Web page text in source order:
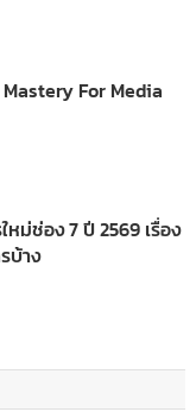
For Media
หม่ช่อง 7 ปี 2569 เรื่อง
บ้าง